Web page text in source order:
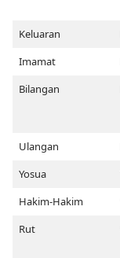
Keluaran
Imamat
Bilangan
Ulangan
Yosua
Hakim-Hakim
Rut